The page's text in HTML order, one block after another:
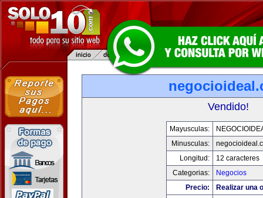
Vendido!
Mayusculas:
Minusculas:
Longitud:
12 caracteres
Categorias:
Negocios
Precio:
Realizar una